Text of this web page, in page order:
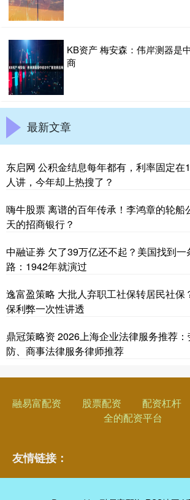
KB资产 梅安森：伟岸测器是
商
最新文章
东启网 公积金结息每年都有，利率固定在
人讲，今年却上热搜了？
嗨牛股票 离谱的百年传承！李鸿章的轮船
天的招商银行？
中融证券 欠了39万亿还不起？美国找到一
路：1942年就演过
逸富盈策略 大批人弃职工社保转居民社保
保利弊一次性讲透
鼎冠策略资 2026上海企业法律服务推荐
防、商事法律服务律师推荐
融易富配资 股票配资 配资杠杆
全的配资平台
友情链接：